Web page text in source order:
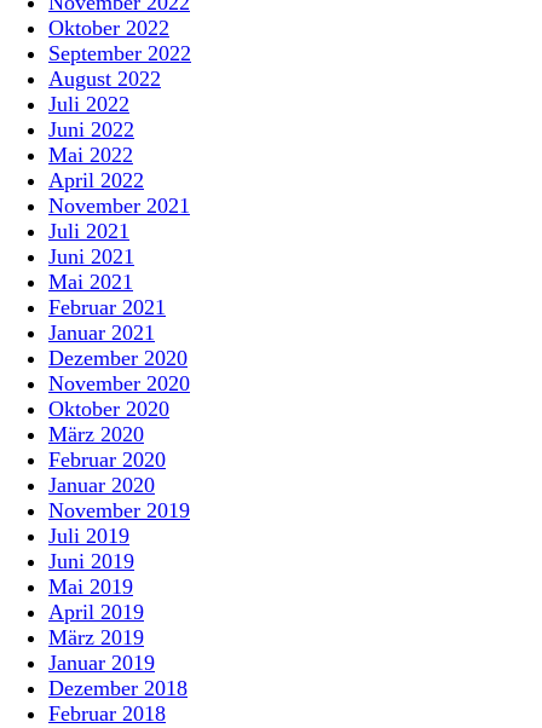
Oktober 2022
September 2022
August 2022
Juli 2022
Juni 2022
Mai 2022
April 2022
November 2021
Juli 2021
Juni 2021
Mai 2021
Februar 2021
Januar 2021
Dezember 2020
November 2020
Oktober 2020
März 2020
Februar 2020
Januar 2020
November 2019
Juli 2019
Juni 2019
Mai 2019
April 2019
März 2019
Januar 2019
Dezember 2018
Februar 2018